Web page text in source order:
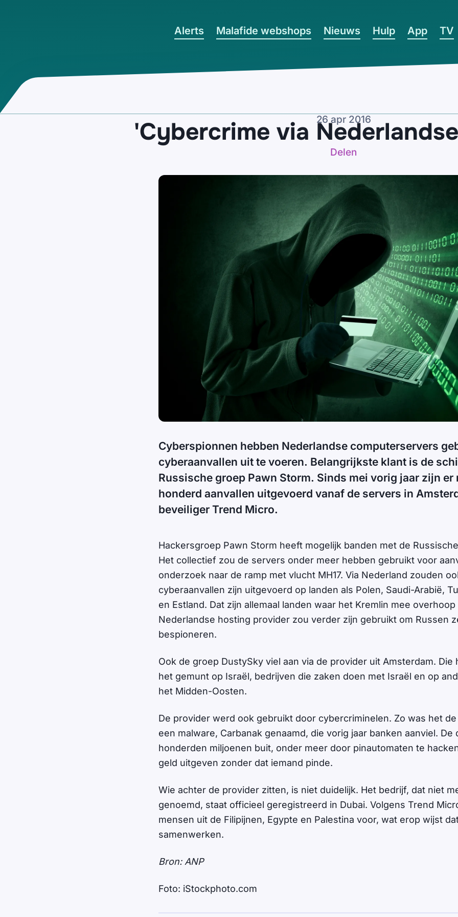
Alerts Malafide webshops Nieuws Hulp App TV
26 apr 2016
'Cybercrime via
Delen
Cyberspionnen hebben Nederlandse computerservers
cyberaanvallen uit te voeren. Belangrijkste klant is de
Russische groep Pawn Storm. Sinds mei vorig jaar zijn er
honderd aanvallen uitgevoerd vanaf de servers in
beveiliger Trend Micro.
Hackersgroep Pawn Storm heeft mogelijk banden met de
Het collectief zou de servers onder meer hebben gebruikt voor
onderzoek naar de ramp met vlucht MH17. Via Nederland zouden
cyberaanvallen zijn uitgevoerd op landen als Polen, Saudi-Arabië,
en Estland. Dat zijn allemaal landen waar het Kremlin mee overhoop
Nederlandse hosting provider zou verder zijn gebruikt om Russen
bespioneren.
Ook de groep DustySky viel aan via de provider uit Amsterdam. Die
het gemunt op Israël, bedrijven die zaken doen met Israël en op
het Midden-Oosten.
De provider werd ook gebruikt door cybercriminelen. Zo was het
een malware, Carbanak genaamd, die vorig jaar banken aanviel. De
honderden miljoenen buit, onder meer door pinautomaten te
geld uitgeven zonder dat iemand pinde.
Wie achter de provider zitten, is niet duidelijk. Het bedrijf, dat niet
genoemd, staat officieel geregistreerd in Dubai. Volgens Trend
mensen uit de Filipijnen, Egypte en Palestina voor, wat erop wijst
samenwerken.
Bron: ANP
Foto: iStockphoto.com